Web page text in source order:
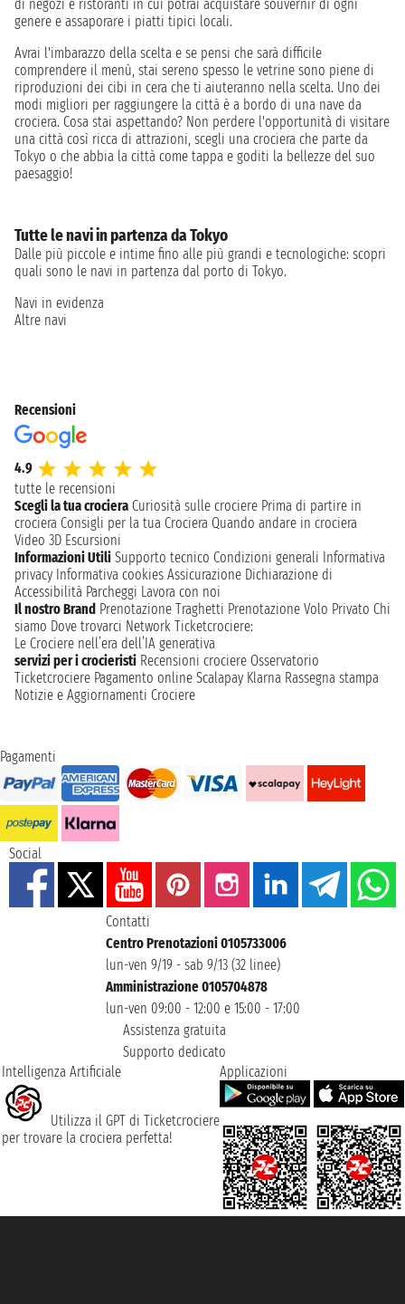
di negozi e ristoranti in cui potrai acquistare souvernir di ogni
genere e assaporare i piatti tipici locali.
Avrai l'imbarazzo della scelta e se pensi che sarà difficile
comprendere il menù, stai sereno spesso le vetrine sono piene di
riproduzioni dei cibi in cera che ti aiuteranno nella scelta. Uno dei
modi migliori per raggiungere la città è a bordo di una nave da
crociera. Cosa stai aspettando? Non perdere l'opportunità di visitare
una città così ricca di attrazioni, scegli una crociera che parte da
Tokyo o che abbia la città come tappa e goditi la bellezze del suo
paesaggio!
Tutte le navi in partenza da Tokyo
Dalle più piccole e intime fino alle più grandi e tecnologiche: scopri
quali sono le navi in partenza dal porto di Tokyo.
Navi in evidenza
Altre navi
Recensioni
4.9
tutte le recensioni
Scegli la tua crociera Curiosità sulle crociere Prima di partire in
crociera Consigli per la tua Crociera Quando andare in crociera
Video 3D Escursioni
Informazioni Utili Supporto tecnico Condizioni generali Informativa
privacy Informativa cookies Assicurazione Dichiarazione di
Accessibilità Parcheggi Lavora con noi
Il nostro Brand Prenotazione Traghetti Prenotazione Volo Privato Chi
siamo Dove trovarci Network Ticketcrociere:
Le Crociere nell’era dell’IA generativa
servizi per i crocieristi Recensioni crociere Osservatorio
Ticketcrociere Pagamento online Scalapay Klarna Rassegna stampa
Notizie e Aggiornamenti Crociere
Pagamenti
Social
Contatti
Centro Prenotazioni 0105733006
lun-ven 9/19 - sab 9/13 (32 linee)
Amministrazione 0105704878
lun-ven 09:00 - 12:00 e 15:00 - 17:00
Assistenza gratuita
Supporto dedicato
Intelligenza Artificiale
Utilizza il GPT di Ticketcrociere
per trovare la crociera perfetta!
Applicazioni